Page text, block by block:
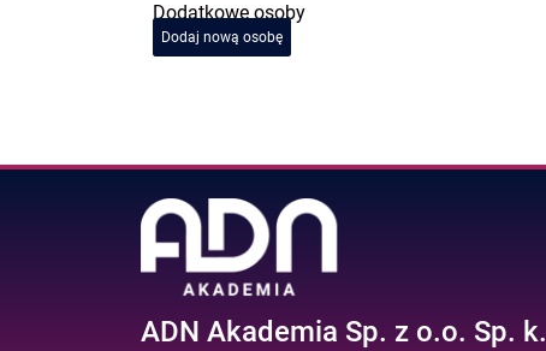
Dodatkowe osoby
Dodaj nową osobę
ADN Akademia Sp. z o.o. Sp. k.